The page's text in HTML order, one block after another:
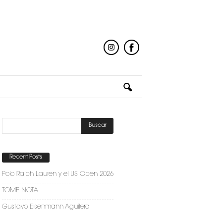
Recent Posts
Polo Ralph Lauren y el US Open 2026
TOME NOTA
Gustavo Eisenmann Aguilera